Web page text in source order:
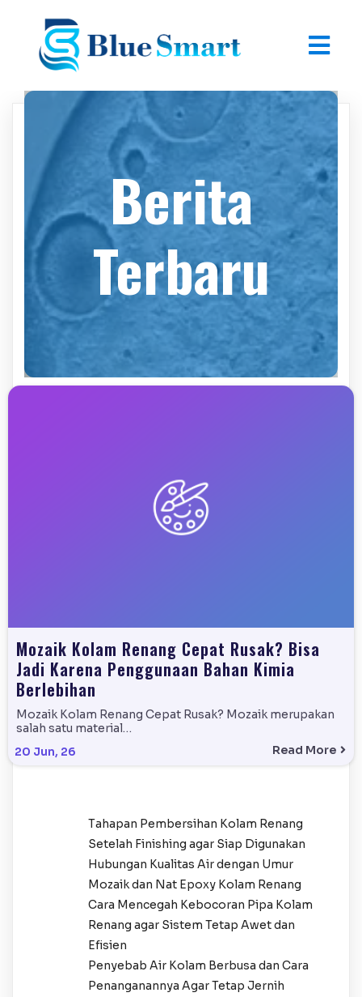
Berita
Terbaru
Mozaik Kolam Renang Cepat Rusak? Bisa
Jadi Karena Penggunaan Bahan Kimia
Berlebihan
20 Jun, 26
Mozaik Kolam Renang Cepat Rusak? Mozaik merupakan
salah satu material…
Read More
Tahapan Pembersihan Kolam Renang
Setelah Finishing agar Siap Digunakan
Hubungan Kualitas Air dengan Umur
Mozaik dan Nat Epoxy Kolam Renang
Cara Mencegah Kebocoran Pipa Kolam
Renang agar Sistem Tetap Awet dan
Efisien
Penyebab Air Kolam Berbusa dan Cara
Penanganannya Agar Tetap Jernih